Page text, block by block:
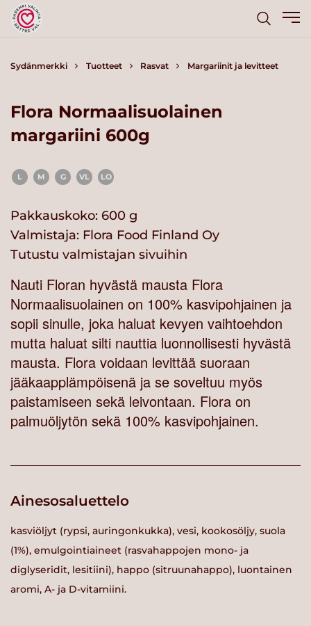
Sydänmerkki Tuotteet Rasvat Margariinit ja levitteet
Flora Normaalisuolainen
margariini 600g
L M G VL LO
Pakkauskoko: 600 g
Valmistaja: Flora Food Finland Oy
Tutustu valmistajan sivuihin
Nauti Floran hyvästä mausta Flora
Normaalisuolainen on 100% kasvipohjainen ja
sopii sinulle, joka haluat kevyen vaihtoehdon
mutta haluat silti nauttia luonnollisesti hyvästä
mausta. Flora voidaan levittää suoraan
jääkaapplämpöisenä ja se soveltuu myös
paistamiseen sekä leivontaan. Flora on
palmuöljytön sekä 100% kasvipohjainen.
Ainesosaluettelo
kasviöljyt (rypsi, auringonkukka), vesi, kookosöljy, suola
(1%), emulgointiaineet (rasvahappojen mono- ja
diglyseridit, lesitiini), happo (sitruunahappo), luontainen
aromi, A- ja D-vitamiini.